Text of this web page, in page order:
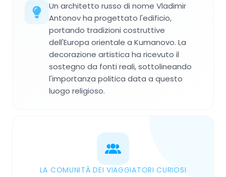
Un architetto russo di nome Vladimir
Antonov ha progettato l'edificio,
portando tradizioni costruttive
dell'Europa orientale a Kumanovo. La
decorazione artistica ha ricevuto il
sostegno da fonti reali, sottolineando
l'importanza politica data a questo
luogo religioso.
LA COMUNITÀ DEI VIAGGIATORI CURIOSI